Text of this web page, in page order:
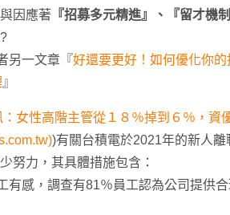
因應著 『招募多元精進』、『留才機
另一文章『好還要更好！如何優化你的
』
女性高階主管從１８％掉到６％，資
)有關台積電於2021年的新人離
努力，其具體措施包含：
有感，調查有81％員工認為公司提供合